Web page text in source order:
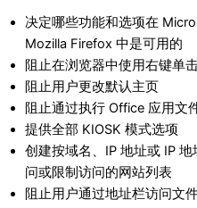
决定哪些功能和选项在
Mozilla Firefox 中是可用的
阻止在浏览器中使用右键单
阻止用户更改默认主页
阻止通过执行 Office 应用文
提供全部 KIOSK 模式选项
创建按域名、IP 地址或 IP
问或限制访问的网站列表
阻止用户通过地址栏访问文